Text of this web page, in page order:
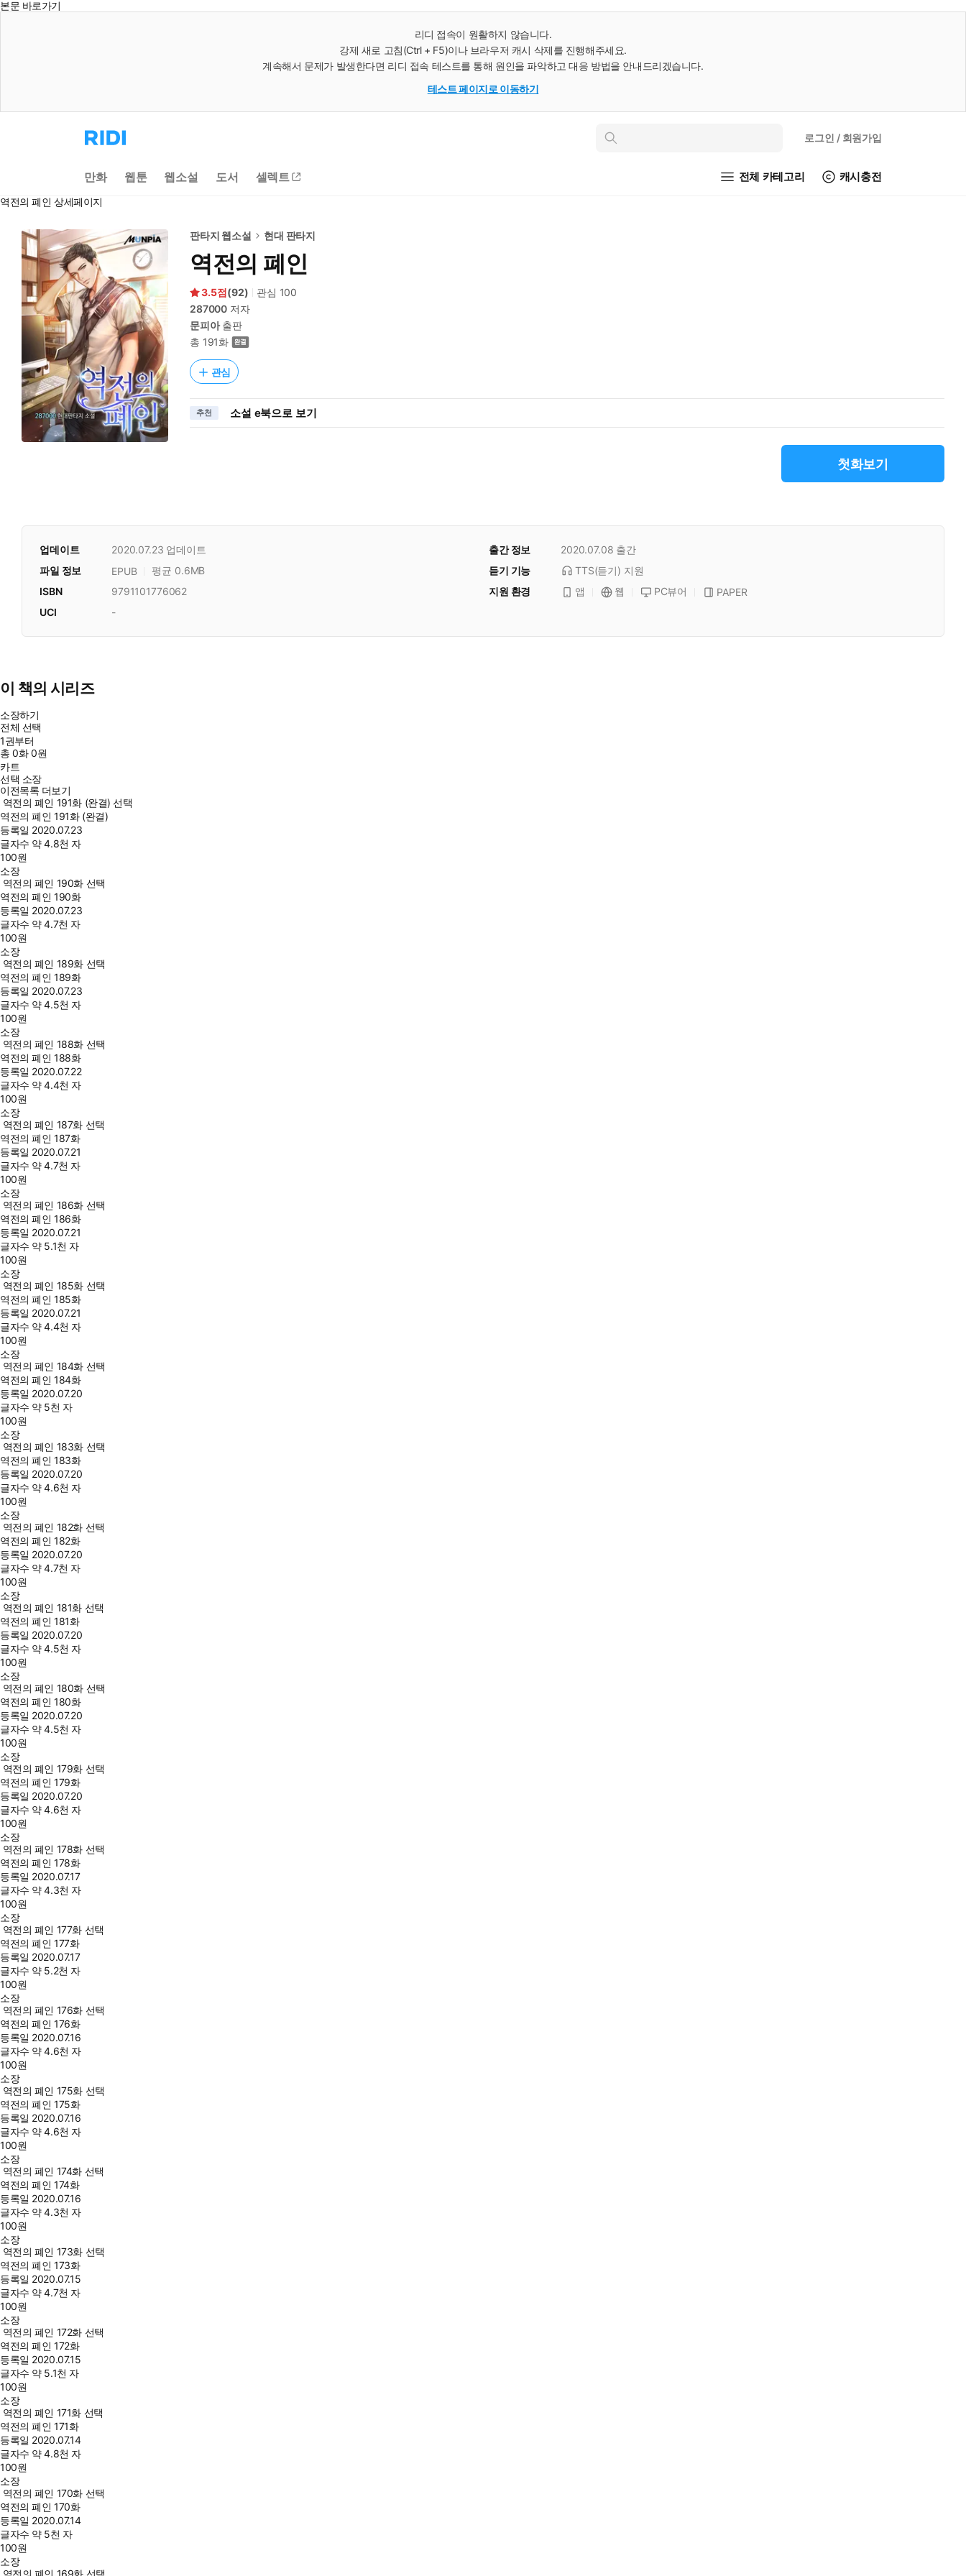
본문 바로가기
리디 접속이 원활하지 않습니다.
강제 새로 고침(Ctrl + F5)이나 브라우저 캐시 삭제를 진행해주세요.
계속해서 문제가 발생한다면 리디 접속 테스트를 통해 원인을 파악하고 대응 방법을 안내드리겠습니다.
테스트 페이지로 이동하기
리
디
으
로
동
인
로그인 / 회원가입
만화 웹툰 웹소설 도서 셀렉트 전체 카테고리 캐시충전
역전의 폐인 상세페이지
판타지 웹소설 현대 판타지
역전의 폐인
3.5 (92) 관심 100
287000 저자
문피아출판
총 191화
관심
추천 소설 e북으로 보기
첫화보기
업데이트 2020.07.23 업데이트 출간 정보 2020.07.08 출간
듣기 기능
TTS(듣기) 지원
파일 정보 EPUB
평균 0.6MB
지원 환경
앱 웹 PC뷰어 PAPER
ISBN
9791101776062
UCI
-
이 책의 시리즈
소장하기
전체 선택
1권부터
총0화0원
카트
선택 소장
이전목록 더보기
역전의 폐인 191화 (완결) 선택
역전의 폐인 191화 (완결)
등록일 2020.07.23
글자수 약 4.8천 자
100원
소장
역전의 폐인 190화 선택
역전의 폐인 190화
등록일 2020.07.23
글자수 약 4.7천 자
100원
소장
역전의 폐인 189화 선택
역전의 폐인 189화
등록일 2020.07.23
글자수 약 4.5천 자
100원
소장
역전의 폐인 188화 선택
역전의 폐인 188화
등록일 2020.07.22
글자수 약 4.4천 자
100원
소장
역전의 폐인 187화 선택
역전의 폐인 187화
등록일 2020.07.21
글자수 약 4.7천 자
100원
소장
역전의 폐인 186화 선택
역전의 폐인 186화
등록일 2020.07.21
글자수 약 5.1천 자
100원
소장
역전의 폐인 185화 선택
역전의 폐인 185화
등록일 2020.07.21
글자수 약 4.4천 자
100원
소장
역전의 폐인 184화 선택
역전의 폐인 184화
등록일 2020.07.20
글자수 약 5천 자
100원
소장
역전의 폐인 183화 선택
역전의 폐인 183화
등록일 2020.07.20
글자수 약 4.6천 자
100원
소장
역전의 폐인 182화 선택
역전의 폐인 182화
등록일 2020.07.20
글자수 약 4.7천 자
100원
소장
역전의 폐인 181화 선택
역전의 폐인 181화
등록일 2020.07.20
글자수 약 4.5천 자
100원
소장
역전의 폐인 180화 선택
역전의 폐인 180화
등록일 2020.07.20
글자수 약 4.5천 자
100원
소장
역전의 폐인 179화 선택
역전의 폐인 179화
등록일 2020.07.20
글자수 약 4.6천 자
100원
소장
역전의 폐인 178화 선택
역전의 폐인 178화
등록일 2020.07.17
글자수 약 4.3천 자
100원
소장
역전의 폐인 177화 선택
역전의 폐인 177화
등록일 2020.07.17
글자수 약 5.2천 자
100원
소장
역전의 폐인 176화 선택
역전의 폐인 176화
등록일 2020.07.16
글자수 약 4.6천 자
100원
소장
역전의 폐인 175화 선택
역전의 폐인 175화
등록일 2020.07.16
글자수 약 4.6천 자
100원
소장
역전의 폐인 174화 선택
역전의 폐인 174화
등록일 2020.07.16
글자수 약 4.3천 자
100원
소장
역전의 폐인 173화 선택
역전의 폐인 173화
등록일 2020.07.15
글자수 약 4.7천 자
100원
소장
역전의 폐인 172화 선택
역전의 폐인 172화
등록일 2020.07.15
글자수 약 5.1천 자
100원
소장
역전의 폐인 171화 선택
역전의 폐인 171화
등록일 2020.07.14
글자수 약 4.8천 자
100원
소장
역전의 폐인 170화 선택
역전의 폐인 170화
등록일 2020.07.14
글자수 약 5천 자
100원
소장